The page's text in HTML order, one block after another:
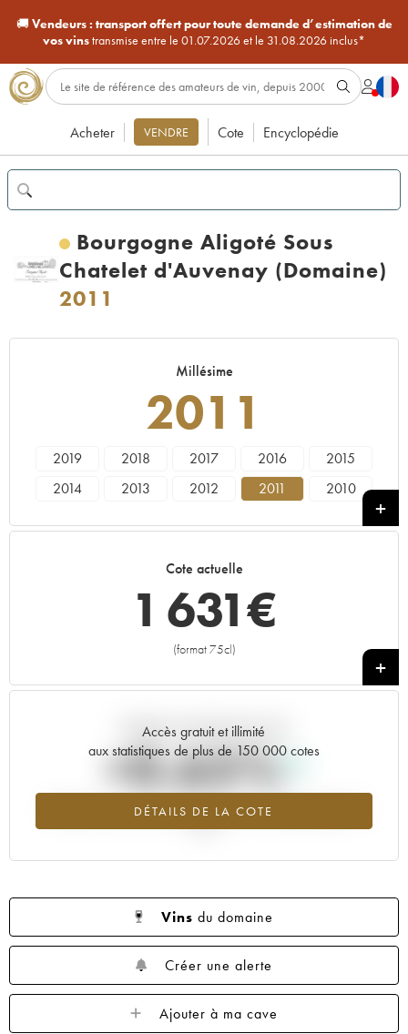
🚚Vendeurs : transport offert pour toute demande d’estimation de
vos vinstransmise entre le 01.07.2026 et le 31.08.2026 inclus*
Acheter VENDRE Cote Encyclopédie
Bourgogne Aligoté Sous
Chatelet d'Auvenay (Domaine)
2011
Millésime
2011
2019 2018 2017 2016
2015
2014
2013 2012 2011
2010
Cote actuelle
1 631€
(format 75cl)
+
Accès gratuit et illimité
aux statistiques de plus de 150 000 cotes
DÉTAILS DE LA COTE
Tendance actuelle de la cote
+0.65%
Tendance à la hausse du millésime 2011 en 2026 par rapport à
Vins du domaine
Créer une alerte
Ajouter à ma cave